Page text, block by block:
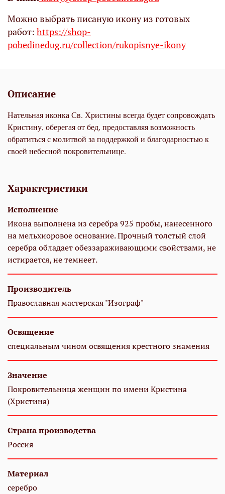
Можно выбрать писаную икону из готовых
работ: https://shop-
pobedinedug.ru/collection/rukopisnye-ikony
Описание
Нательная иконка Св. Христины всегда будет сопровождать
Кристину, оберегая от бед, предоставляя возможность
обратиться с молитвой за поддержкой и благодарностью к
своей небесной покровительнице.
Характеристики
Исполнение
Икона выполнена из серебра 925 пробы, нанесенного
на мельхиоровое основание. Прочный толстый слой
серебра обладает обеззараживающими свойствами, не
истирается, не темнеет.
Производитель
Православная мастерская "Изограф"
Освящение
специальным чином освящения крестного знамения
Значение
Покровительница женщин по имени Кристина
(Христина)
Страна производства
Россия
Материал
серебро